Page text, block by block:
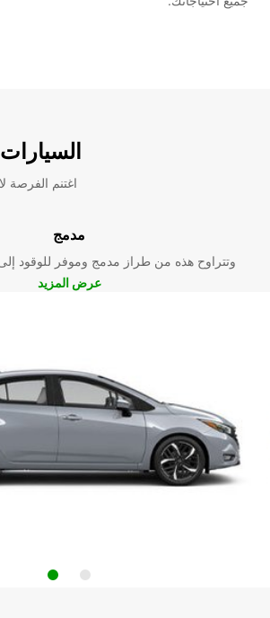
اغتنم الفرصة
مدمج
وتتراوح هذه من طراز مدمج وموفر للوقود
عرض المزيد